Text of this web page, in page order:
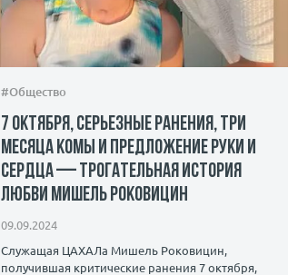
#Общество
7 октября, серьезные ранения, три
месяца комы и предложение руки и
сердца — трогательная история
любви Мишель Роковицин
09.09.2024
Служащая ЦАХАЛа Мишель Роковицин,
получившая критические ранения 7 октября,